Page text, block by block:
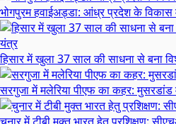
भोगपुरम हवाईअड्डा: आंध्र प्रदेश के
हिसार में खुला 37 साल की साधना से बना
सरगुजा में मलेरिया पीएफ का कहर: